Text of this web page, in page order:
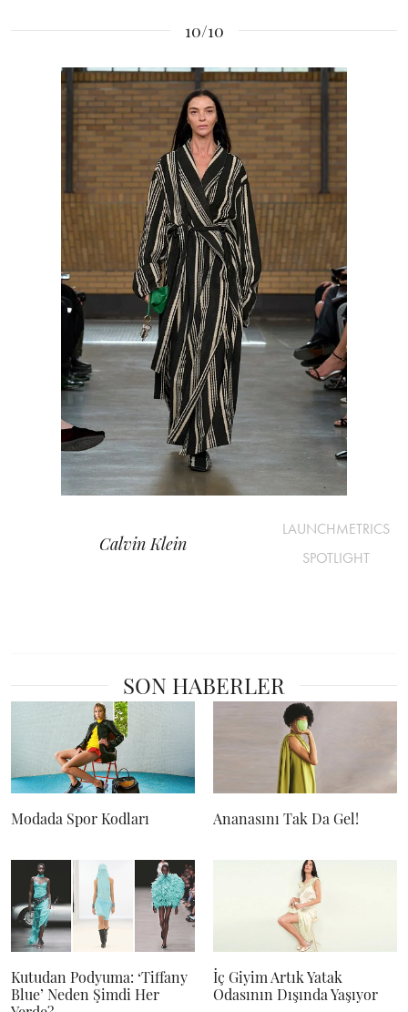
10/10
Calvin Klein
LAUNCHMETRICS
SPOTLIGHT
SON HABERLER
Modada Spor Kodları Ananasını Tak Da Gel!
Kutudan Podyuma: ‘Tiffany
Blue’ Neden Şimdi Her
İç Giyim Artık Yatak
Odasının Dışında Yaşıyor